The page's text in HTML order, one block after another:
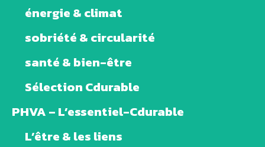
énergie & climat
sobriété & circularité
santé & bien-être
Sélection Cdurable
PHVA – L’essentiel-Cdurable
L’être & les liens